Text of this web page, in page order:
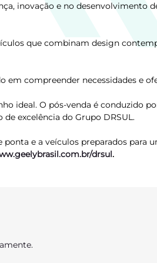
inovação e no desenvolvimento
que combinam design
compreender necessidades e
ideal. O pós-venda é conduzido
excelência do Grupo DRSUL.
e a veículos preparados para
drsul.